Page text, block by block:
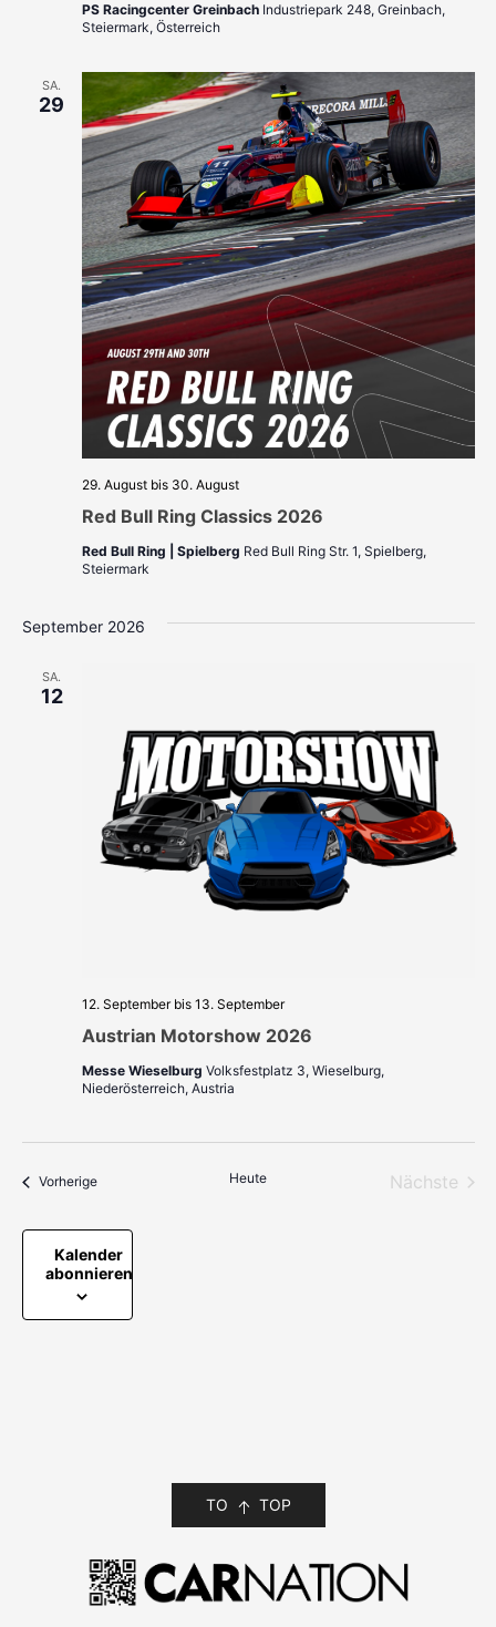
PS Racingcenter Greinbach Industriepark 248, Greinbach,
Steiermark, Österreich
SA.
29
Red Bull Ring Classics 2026
29. Augustbis 30. August
Red Bull Ring | Spielberg Red Bull Ring Str. 1, Spielberg,
Steiermark
September 2026
SA.
12
Austrian Motorshow 2026
12. Septemberbis 13. September
Messe Wieselburg Volksfestplatz 3, Wieselburg,
Niederösterreich, Austria
VorherigeVeranstaltungen Heute
Nächste
Kalender
abonnieren
TO TOP